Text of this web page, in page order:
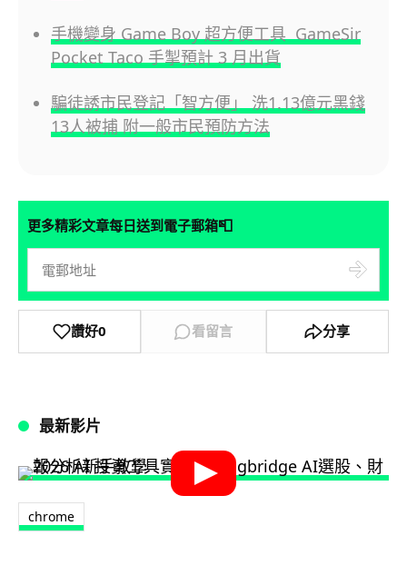
手機變身 Game Boy 超方便工具 GameSir
Pocket Taco 手掣預計 3 月出貨
騙徒誘市民登記「智方便」 洗1.13億元黑錢
13人被捕 附一般市民預防方法
更多精彩文章每日送到電子郵箱📮
讚好0 看留言 分享
最新影片
chrome